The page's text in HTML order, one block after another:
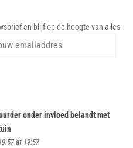
en blijf op de hoogte van alles
onder invloed belandt met
at 19:57